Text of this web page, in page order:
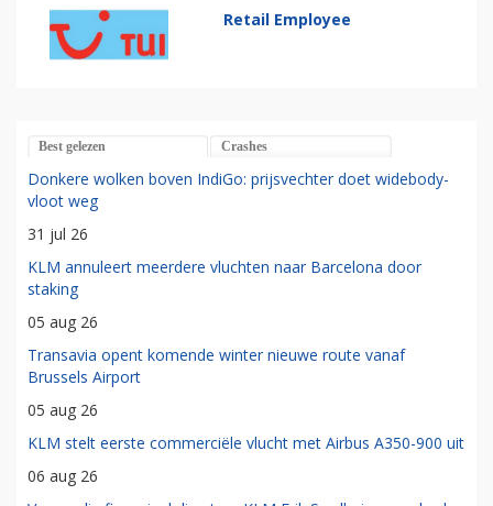
Retail Employee
Best gelezen Crashes
Donkere wolken boven IndiGo: prijsvechter doet widebody-
vloot weg
31 jul 26
KLM annuleert meerdere vluchten naar Barcelona door
staking
05 aug 26
Transavia opent komende winter nieuwe route vanaf
Brussels Airport
05 aug 26
KLM stelt eerste commerciële vlucht met Airbus A350-900 uit
06 aug 26